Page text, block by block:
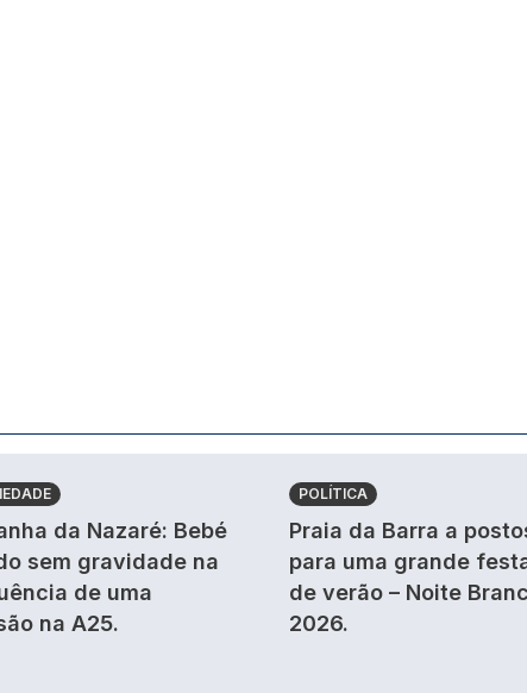
da Nazaré: Bebé
sem gravidade na
de uma
na A25.
POLÍTICA
Praia da Barra a
para uma grande
de verão – Noite
2026.